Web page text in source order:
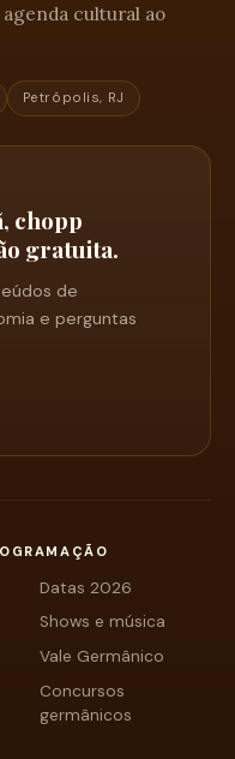
cultural ao
Petrópolis, RJ
chopp
gratuita.
de
e perguntas
Datas 2026
Shows e música
Vale Germânico
Concursos
germânicos